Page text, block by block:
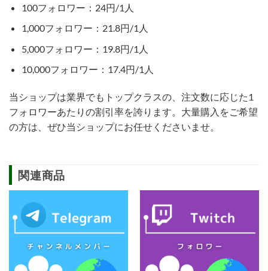
100フォロワー：24円/1人
1,000フォロワー：21.8円/1人
5,000フォロワー：19.8円/1人
10,000フォロワー：17.4円/1人
当ショップは業界でもトップクラスの、注文数に応じた1
フォロワーあたりの割引率を誇ります。大量購入をご希望
の方は、ぜひ当ショップにお任せくださいませ。
関連商品